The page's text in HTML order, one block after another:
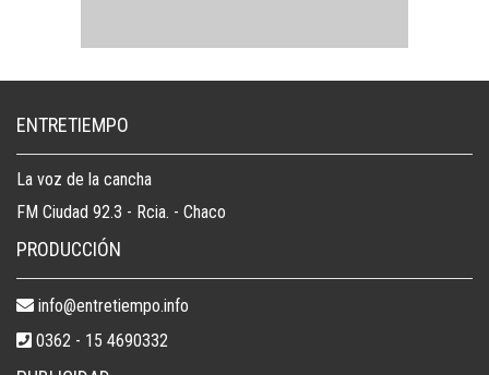
ENTRETIEMPO
La voz de la cancha
FM Ciudad 92.3 - Rcia. - Chaco
PRODUCCIÓN
info@entretiempo.info
0362 - 15 4690332